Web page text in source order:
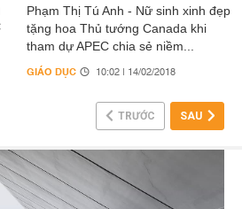
Phạm Thị Tú Anh - Nữ sinh xinh đẹp
tặng hoa Thủ tướng Canada khi
tham dự APEC chia sẻ niềm...
GIÁO DỤC 10:02 | 14/02/2018
TRƯỚC SAU